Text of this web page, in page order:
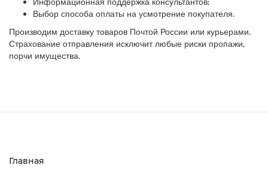
Выбор способа оплаты на усмотрение покупателя.
Производим доставку товаров Почтой России или курьерами.
Страхование отправления исключит любые риски пропажи,
порчи имущества.
Главная